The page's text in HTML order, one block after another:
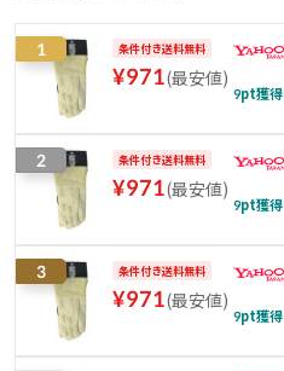
1 条件付き送料無料
¥971(最安値)
9pt獲得
2 条件付き送料無料
¥971(最安値)
9pt獲得
3 条件付き送料無料
¥971(最安値)
9pt獲得